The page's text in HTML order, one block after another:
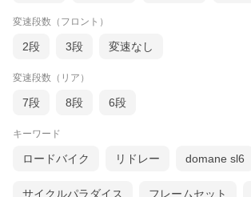
変速段数（フロント）
2段 3段 変速なし
変速段数（リア）
7段 8段 6段
キーワード
ロードバイク リドレー domane sl6
サイクルパラダイス フレームセット